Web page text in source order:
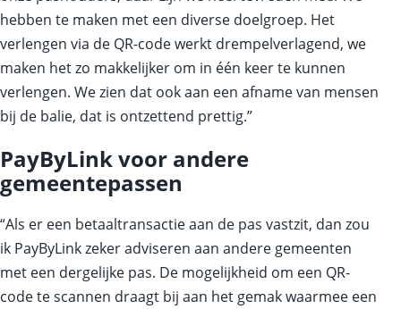
hebben te maken met een diverse doelgroep. Het
verlengen via de QR-code werkt drempelverlagend, we
maken het zo makkelijker om in één keer te kunnen
verlengen. We zien dat ook aan een afname van mensen
bij de balie, dat is ontzettend prettig.”
PayByLink voor andere
gemeentepassen
“Als er een betaaltransactie aan de pas vastzit, dan zou
ik PayByLink zeker adviseren aan andere gemeenten
met een dergelijke pas. De mogelijkheid om een QR-
code te scannen draagt bij aan het gemak waarmee een